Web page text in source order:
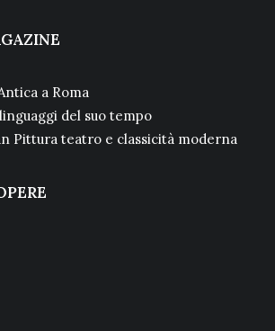
a Roma
del suo tempo
Pittura teatro e classicità moderna